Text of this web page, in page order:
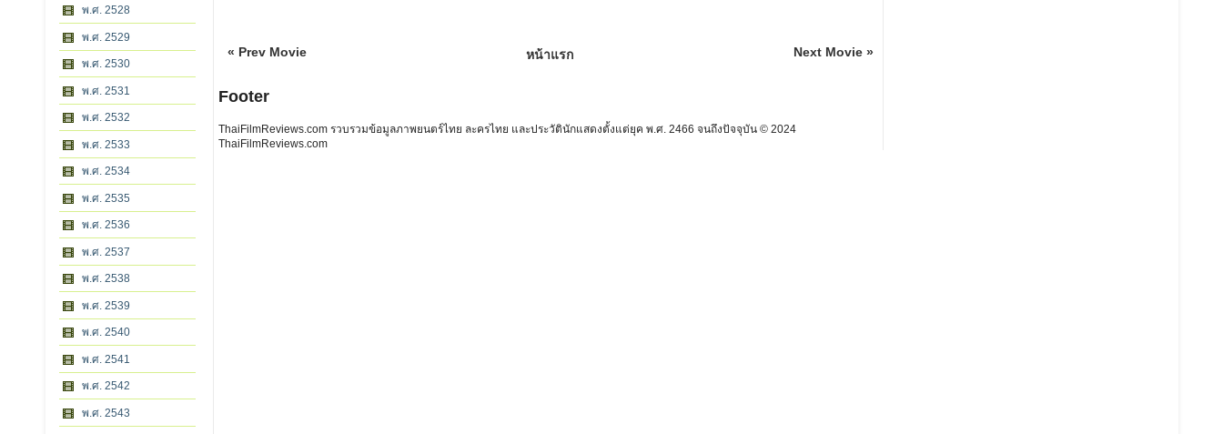
พ.ศ. 2528
พ.ศ. 2529
พ.ศ. 2530
พ.ศ. 2531
พ.ศ. 2532
พ.ศ. 2533
พ.ศ. 2534
พ.ศ. 2535
พ.ศ. 2536
พ.ศ. 2537
พ.ศ. 2538
พ.ศ. 2539
พ.ศ. 2540
พ.ศ. 2541
พ.ศ. 2542
พ.ศ. 2543
« Prev Movie Next Movie »
หน้าแรก
Footer
ThaiFilmReviews.com รวบรวมข้อมูลภาพยนตร์ไทย ละครไทย และประวัตินักแสดงตั้งแต่ยุค พ.ศ. 2466 จนถึงปัจจุบัน © 2024
ThaiFilmReviews.com